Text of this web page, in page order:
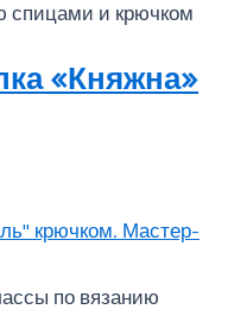
спицами и крючком
«Княжна»
по вязанию